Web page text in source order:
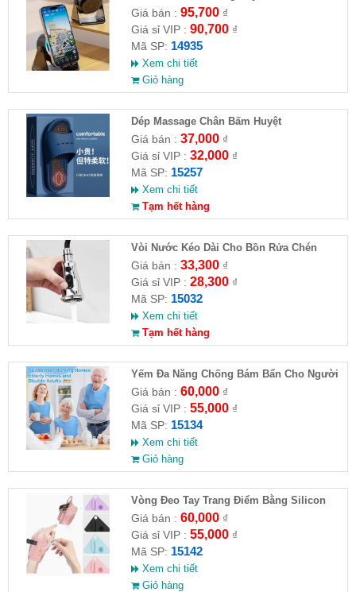
Giá bán : 95,700₫
Giá sỉ VIP : 90,700₫
Mã SP: 14935
Xem chi tiết
Giỏ hàng
Dép Massage Chân Bấm Huyệt
Giá bán : 37,000₫
Giá sỉ VIP : 32,000₫
Mã SP: 15257
Xem chi tiết
Tạm hết hàng
Vòi Nước Kéo Dài Cho Bồn Rửa Chén
Giá bán : 33,300₫
Giá sỉ VIP : 28,300₫
Mã SP: 15032
Xem chi tiết
Tạm hết hàng
Yếm Đa Năng Chống Bám Bẩn Cho Người
Cao Tuổi
Giá bán : 60,000₫
Giá sỉ VIP : 55,000₫
Mã SP: 15134
Xem chi tiết
Giỏ hàng
Vòng Đeo Tay Trang Điểm Bằng Silicon
Giá bán : 60,000₫
Giá sỉ VIP : 55,000₫
Mã SP: 15142
Xem chi tiết
Giỏ hàng